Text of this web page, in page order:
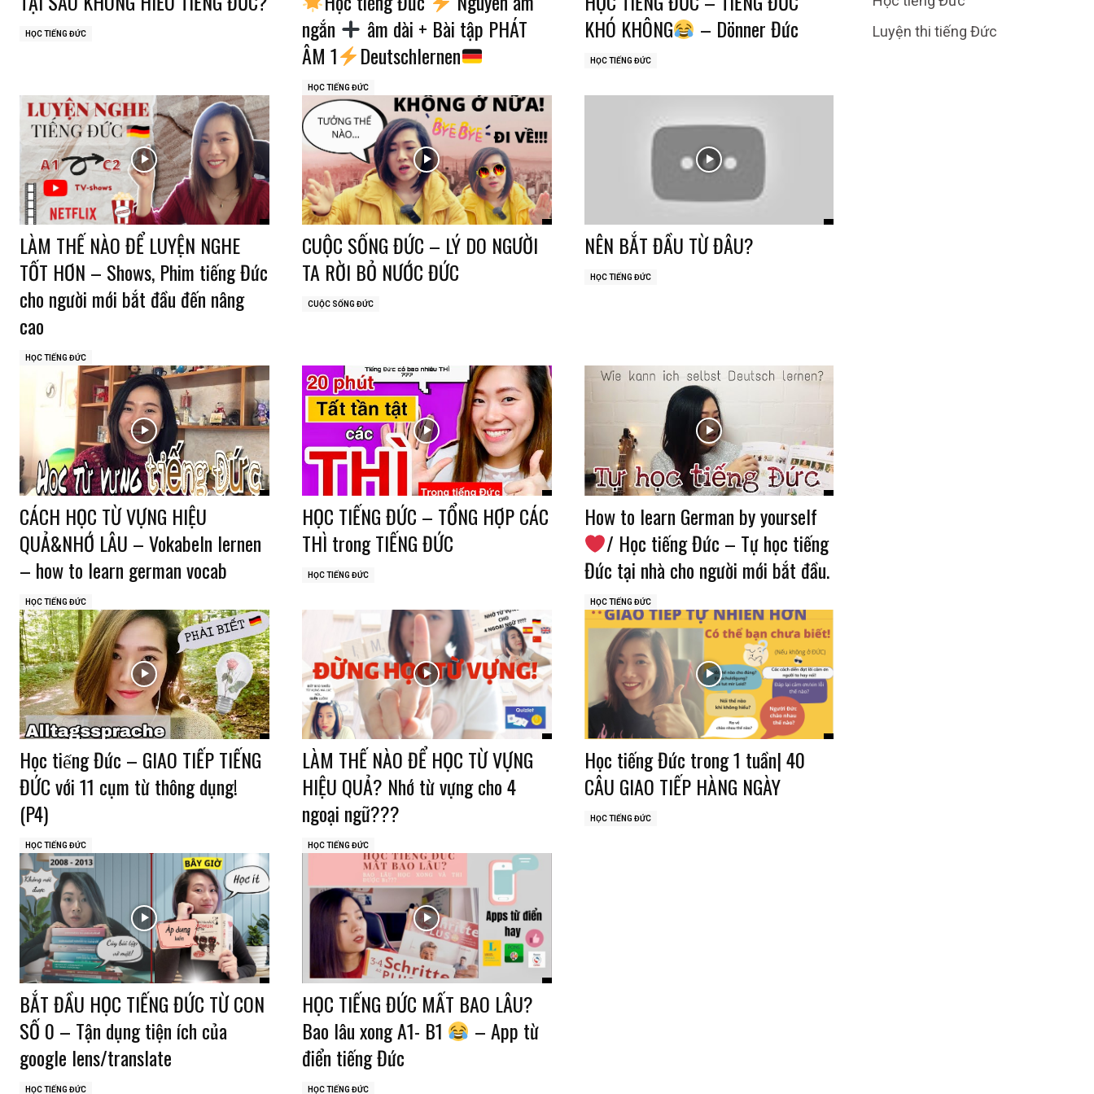
HỌC TIẾNG ĐỨC
ngắn
âm dài + Bài tập PHÁT
ÂM 1
Deutschlernen
HỌC TIẾNG ĐỨC
KHÓ KHÔNG
– Dönner Đức
HỌC TIẾNG ĐỨC
LÀM THẾ NÀO ĐỂ LUYỆN NGHE
TỐT HƠN – Shows, Phim tiếng Đức
cho người mới bắt đầu đến nâng
cao
HỌC TIẾNG ĐỨC
CUỘC SỐNG ĐỨC – LÝ DO NGƯỜI
TA RỜI BỎ NƯỚC ĐỨC
CUỘC SỐNG ĐỨC
NÊN BẮT ĐẦU TỪ ĐÂU?
HỌC TIẾNG ĐỨC
CÁCH HỌC TỪ VỰNG HIỆU
QUẢ&NHỚ LÂU – Vokabeln lernen
– how to learn german vocab
HỌC TIẾNG ĐỨC
HỌC TIẾNG ĐỨC – TỔNG HỢP CÁC
THÌ trong TIẾNG ĐỨC
HỌC TIẾNG ĐỨC
How to learn German by yourself
/ Học tiếng Đức – Tự học tiếng
Đức tại nhà cho người mới bắt đầu.
HỌC TIẾNG ĐỨC
Học tiếng Đức – GIAO TIẾP TIẾNG
ĐỨC với 11 cụm từ thông dụng!
(P4)
HỌC TIẾNG ĐỨC
LÀM THẾ NÀO ĐỂ HỌC TỪ VỰNG
HIỆU QUẢ? Nhớ từ vựng cho 4
ngoại ngữ???
HỌC TIẾNG ĐỨC
Học tiếng Đức trong 1 tuần| 40
CÂU GIAO TIẾP HÀNG NGÀY
HỌC TIẾNG ĐỨC
BẮT ĐẦU HỌC TIẾNG ĐỨC TỪ CON
SỐ 0 – Tận dụng tiện ích của
google lens/translate
HỌC TIẾNG ĐỨC
HỌC TIẾNG ĐỨC MẤT BAO LÂU?
Bao lâu xong A1- B1
– App từ
điển tiếng Đức
HỌC TIẾNG ĐỨC
Luyện thi tiếng Đức